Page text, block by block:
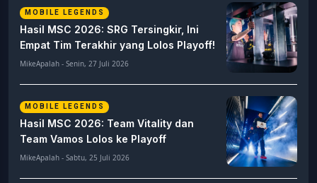
MOBILE LEGENDS
Hasil MSC 2026: SRG Tersingkir, Ini
Empat Tim Terakhir yang Lolos Playoff!
MikeApalah - Senin, 27 Juli 2026
MOBILE LEGENDS
Hasil MSC 2026: Team Vitality dan
Team Vamos Lolos ke Playoff
MikeApalah - Sabtu, 25 Juli 2026